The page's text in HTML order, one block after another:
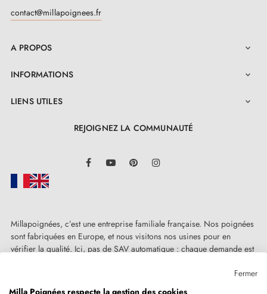
contact@millapoignees.fr
A PROPOS 
INFORMATIONS 
LIENS UTILES 
REJOIGNEZ LA COMMUNAUTÉ
FacebookYouTube Pinterest
Millapoignées, c’est une entreprise familiale française. Nos poignées
sont fabriquées en Europe, et nous visitons nos usines pour en
vérifier la qualité. Ici, pas de SAV automatique : chaque demande est
Fermer
Milla Poignées respecte la gestion des cookies